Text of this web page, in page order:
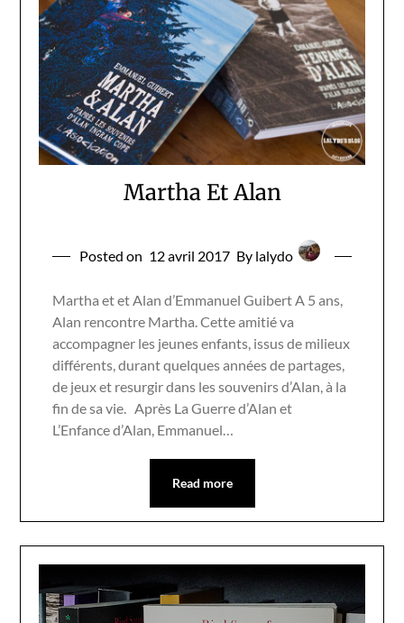
Martha Et Alan
Posted on 12 avril 2017 By lalydo
Martha et et Alan d’Emmanuel Guibert A 5 ans,
Alan rencontre Martha. Cette amitié va
accompagner les jeunes enfants, issus de milieux
différents, durant quelques années de partages,
de jeux et resurgir dans les souvenirs d’Alan, à la
fin de sa vie. Après La Guerre d’Alan et
L’Enfance d’Alan, Emmanuel…
Read more